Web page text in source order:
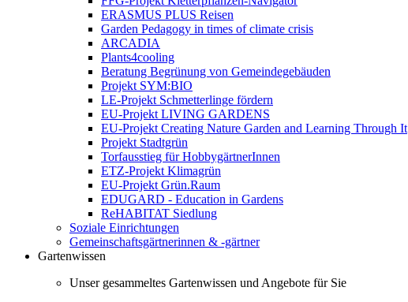
ERASMUS PLUS Reisen
Garden Pedagogy in times of climate crisis
ARCADIA
Plants4cooling
Beratung Begrünung von Gemeindegebäuden
Projekt SYM:BIO
LE-Projekt Schmetterlinge fördern
EU-Projekt LIVING GARDENS
EU-Projekt Creating Nature Garden and Learning Through It
Projekt Stadtgrün
Torfausstieg für HobbygärtnerInnen
ETZ-Projekt Klimagrün
EU-Projekt Grün.Raum
EDUGARD - Education in Gardens
ReHABITAT Siedlung
Soziale Einrichtungen
Gemeinschaftsgärtnerinnen & -gärtner
Gartenwissen
Unser gesammeltes Gartenwissen und Angebote für Sie